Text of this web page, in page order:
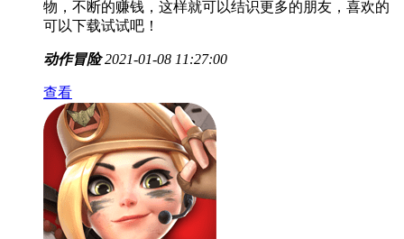
物，不断的赚钱，这样就可以结识更多的朋友，喜欢的
可以下载试试吧！
动作冒险 2021-01-08 11:27:00
查看